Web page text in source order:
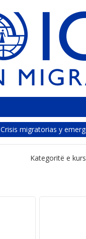
Crisis migratorias y
Kategoritë e